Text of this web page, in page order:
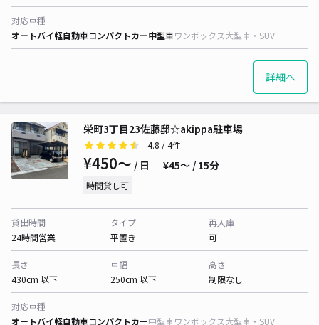
対応車種
オートバイ軽自動車コンパクトカー中型車ワンボックス大型車・SUV
詳細へ
栄町3丁目23佐藤邸☆akippa駐車場
4.8 / 4件
¥450〜 / 日 ¥45〜 / 15分
時間貸し可
貸出時間
24時間営業
タイプ
平置き
再入庫
可
長さ
430cm 以下
車幅
250cm 以下
高さ
制限なし
対応車種
オートバイ軽自動車コンパクトカー中型車ワンボックス大型車・SUV